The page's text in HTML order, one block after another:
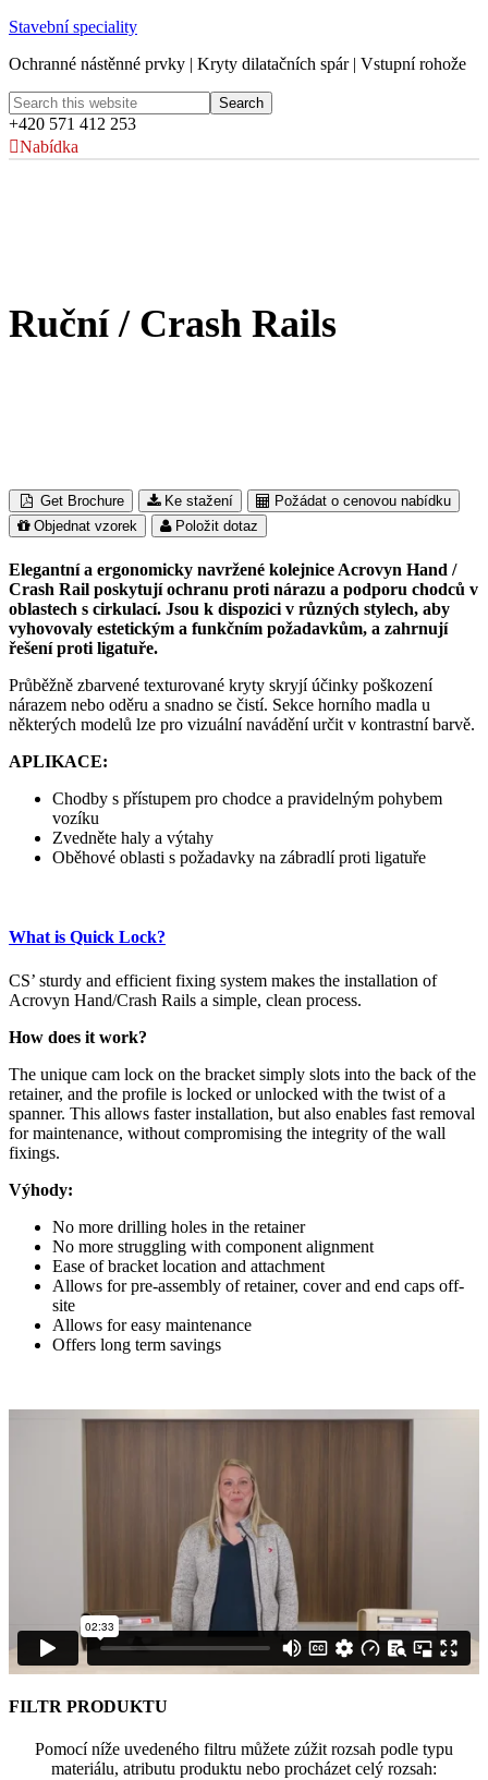
Stavební speciality
Ochranné nástěnné prvky | Kryty dilatačních spár | Vstupní rohože
+420 571 412 253
Nabídka
Ruční / Crash Rails
Get Brochure Ke stažení
Požádat o cenovou nabídku
Objednat vzorek
Položit dotaz
Elegantní a ergonomicky navržené kolejnice Acrovyn Hand /
Crash Rail poskytují ochranu proti nárazu a podporu chodců v
oblastech s cirkulací. Jsou k dispozici v různých stylech, aby
vyhovovaly estetickým a funkčním požadavkům, a zahrnují
řešení proti ligatuře.
Průběžně zbarvené texturované kryty skryjí účinky poškození
nárazem nebo oděru a snadno se čistí. Sekce horního madla u
některých modelů lze pro vizuální navádění určit v kontrastní barvě.
APLIKACE:
Chodby s přístupem pro chodce a pravidelným pohybem
vozíku
Zvedněte haly a výtahy
Oběhové oblasti s požadavky na zábradlí proti ligatuře
What is Quick Lock?
CS’ sturdy and efficient fixing system makes the installation of
Acrovyn Hand/Crash Rails a simple, clean process.
How does it work?
The unique cam lock on the bracket simply slots into the back of the
retainer, and the profile is locked or unlocked with the twist of a
spanner. This allows faster installation, but also enables fast removal
for maintenance, without compromising the integrity of the wall
fixings.
Výhody:
No more drilling holes in the retainer
No more struggling with component alignment
Ease of bracket location and attachment
Allows for pre-assembly of retainer, cover and end caps off-
site
Allows for easy maintenance
Offers long term savings
FILTR PRODUKTU
Pomocí níže uvedeného filtru můžete zúžit rozsah podle typu
materiálu, atributu produktu nebo procházet celý rozsah: